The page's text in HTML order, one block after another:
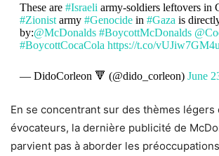
These are #Israeli army-soldiers leftovers in
#Zionistarmy #Genocidein #Gaza is
by:@McDonalds #BoycottMcDonalds
#BoycottCocaCola https://t.co/vUJiw7GM4u
— DidoCorleon 🔻 (@dido_corleon) June
En se concentrant sur des thèmes
évocateurs, la dernière publicité de
parvient pas à aborder les